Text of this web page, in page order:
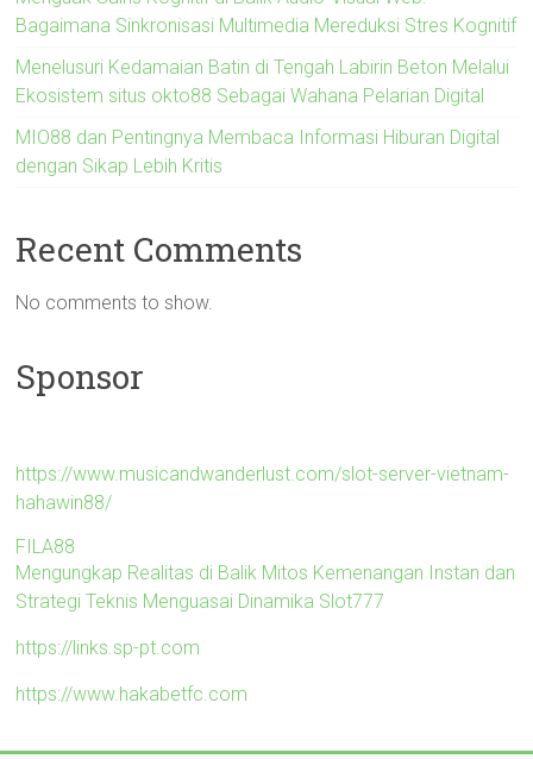
Bagaimana Sinkronisasi Multimedia Mereduksi Stres Kognitif
Menelusuri Kedamaian Batin di Tengah Labirin Beton Melalui
Ekosistem situs okto88 Sebagai Wahana Pelarian Digital
MIO88 dan Pentingnya Membaca Informasi Hiburan Digital
dengan Sikap Lebih Kritis
Recent Comments
No comments to show.
Sponsor
https://www.musicandwanderlust.com/slot-server-vietnam-
hahawin88/
FILA88
Mengungkap Realitas di Balik Mitos Kemenangan Instan dan
Strategi Teknis Menguasai Dinamika Slot777
https://links.sp-pt.com
https://www.hakabetfc.com